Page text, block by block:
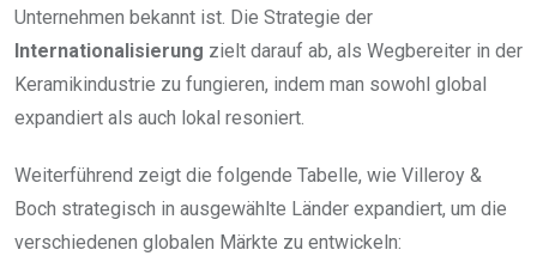
Unternehmen bekannt ist. Die Strategie der
Internationalisierung zielt darauf ab, als Wegbereiter in der
Keramikindustrie zu fungieren, indem man sowohl global
expandiert als auch lokal resoniert.
Weiterführend zeigt die folgende Tabelle, wie Villeroy &
Boch strategisch in ausgewählte Länder expandiert, um die
verschiedenen globalen Märkte zu entwickeln: